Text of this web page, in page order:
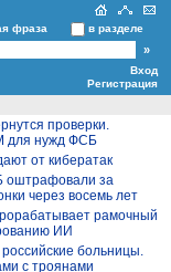
фраза в разделе
Вход
Регистрация
проверки.
для нужд ФСБ
от кибератак
оштрафовали за
через восемь лет
рамочный
ИИ
больницы.
с троянами